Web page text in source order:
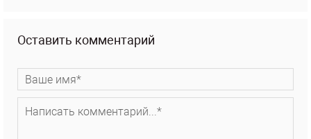
Оставить комментарий